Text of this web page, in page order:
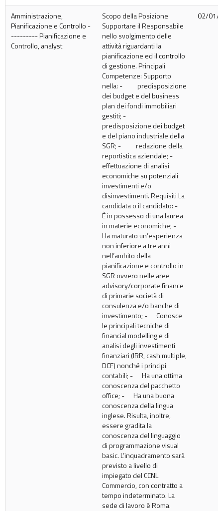
Amministrazione,
Pianificazione e Controllo -
--------- Pianificazione e
Controllo, analyst
Scopo della Posizione
Supportare il Responsabile
nello svolgimento delle
attività riguardanti la
pianificazione ed il controllo
di gestione. Principali
Competenze: Supporto
nella: - predisposizione
dei budget e del business
plan dei fondi immobiliari
gestiti; -
predisposizione dei budget
e del piano industriale della
SGR; - redazione della
reportistica aziendale; -
effettuazione di analisi
economiche su potenziali
investimenti e/o
disinvestimenti. Requisiti La
candidata o il candidato: -
È in possesso di una laurea
in materie economiche; -
Ha maturato un’esperienza
non inferiore a tre anni
nell’ambito della
pianificazione e controllo in
SGR ovvero nelle aree
advisory/corporate finance
di primarie società di
consulenza e/o banche di
investimento; - Conosce
le principali tecniche di
financial modelling e di
analisi degli investimenti
finanziari (IRR, cash multiple,
DCF) nonché i principi
contabili; - Ha una ottima
conoscenza del pacchetto
office; - Ha una buona
conoscenza della lingua
inglese. Risulta, inoltre,
essere gradita la
conoscenza del linguaggio
di programmazione visual
basic. L’inquadramento sarà
previsto a livello di
impiegato del CCNL
Commercio, con contratto a
tempo indeterminato. La
sede di lavoro è Roma.
02/01/